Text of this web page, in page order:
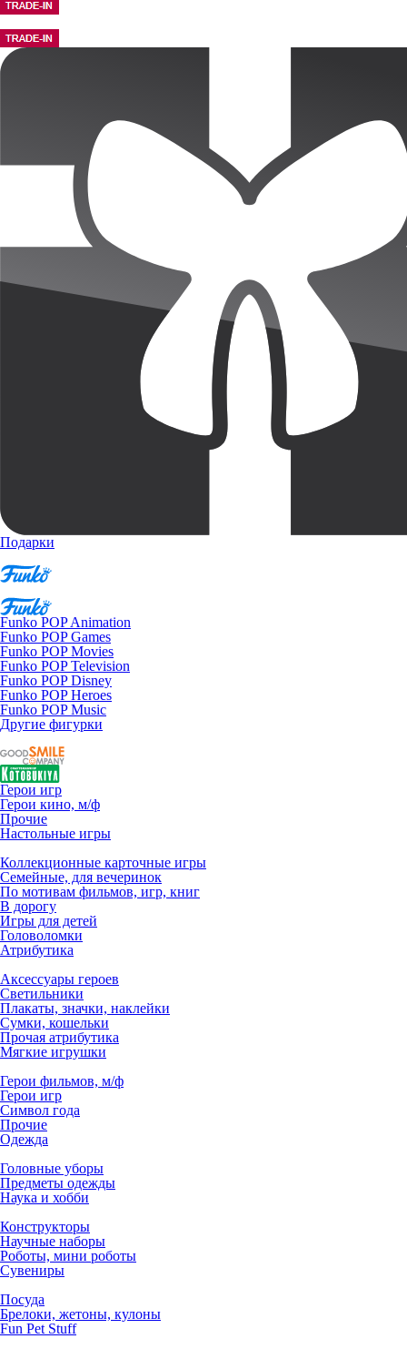
Подарки
Funko POP Animation
Funko POP Games
Funko POP Movies
Funko POP Television
Funko POP Disney
Funko POP Heroes
Funko POP Music
Другие фигурки
Герои игр
Герои кино, м/ф
Прочие
Настольные игры
Коллекционные карточные игры
Семейные, для вечеринок
По мотивам фильмов, игр, книг
В дорогу
Игры для детей
Головоломки
Атрибутика
Аксессуары героев
Светильники
Плакаты, значки, наклейки
Сумки, кошельки
Прочая атрибутика
Мягкие игрушки
Герои фильмов, м/ф
Герои игр
Символ года
Прочие
Одежда
Головные уборы
Предметы одежды
Наука и хобби
Конструкторы
Научные наборы
Роботы, мини роботы
Сувениры
Посуда
Брелоки, жетоны, кулоны
Fun Pet Stuff